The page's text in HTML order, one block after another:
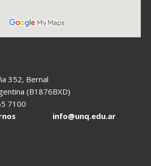
352, Bernal
(B1876BXD)
7100
info@unq.edu.ar